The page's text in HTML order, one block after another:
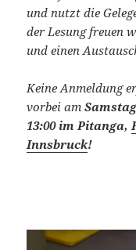
und nutzt die
der Lesung freuen
und einen
Keine Anmeldung
vorbei am
13:00 im Pitanga,
Innsbruck!